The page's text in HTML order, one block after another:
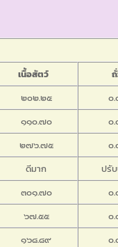
เนื้อสัตว์
๒๐๒.๒๕ ๐
๑๑๐.๗๐ ๐
๒๗๖.๗๕ ๐
ดีมาก ปรั
๓๐๑.๗๐ ๐
๖๗.๕๕ ๐
๑๖๘.๘๙ ๐